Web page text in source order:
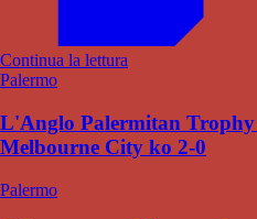
Continua la lettura
Palermo
L'Anglo Palermitan Trophy
Melbourne City ko 2-0
Palermo